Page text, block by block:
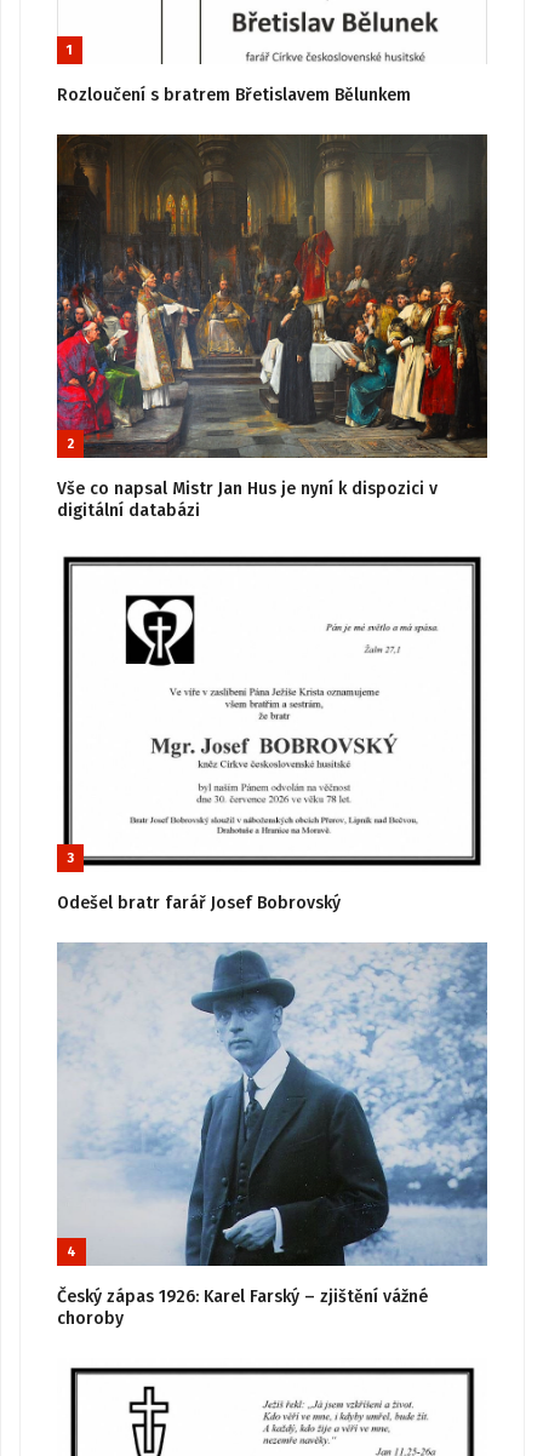
1
Rozloučení s bratrem Břetislavem Bělunkem
2
Vše co napsal Mistr Jan Hus je nyní k dispozici v
digitální databázi
3
Odešel bratr farář Josef Bobrovský
4
Český zápas 1926: Karel Farský – zjištění vážné
choroby